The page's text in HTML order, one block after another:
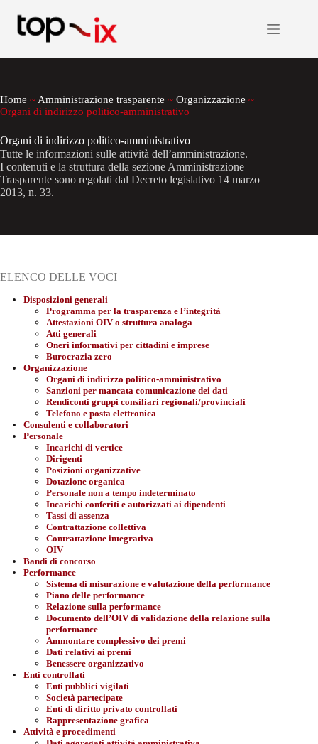
contenuto
Home ~ Amministrazione trasparente ~ Organizzazione ~
Organi di indirizzo politico-amministrativo
Organi di indirizzo politico-amministrativo
Tutte le informazioni sulle attività dell’amministrazione.
I contenuti e la struttura della sezione Amministrazione
Trasparente sono regolati dal Decreto legislativo 14 marzo
2013, n. 33.
ELENCO DELLE VOCI
Disposizioni generali
Programma per la trasparenza e l’integrità
Attestazioni OIV o struttura analoga
Atti generali
Oneri informativi per cittadini e imprese
Burocrazia zero
Organizzazione
Organi di indirizzo politico-amministrativo
Sanzioni per mancata comunicazione dei dati
Rendiconti gruppi consiliari regionali/provinciali
Telefono e posta elettronica
Consulenti e collaboratori
Personale
Incarichi di vertice
Dirigenti
Posizioni organizzative
Dotazione organica
Personale non a tempo indeterminato
Incarichi conferiti e autorizzati ai dipendenti
Tassi di assenza
Contrattazione collettiva
Contrattazione integrativa
OIV
Bandi di concorso
Performance
Sistema di misurazione e valutazione della performance
Piano delle performance
Relazione sulla performance
Documento dell’OIV di validazione della relazione sulla
performance
Ammontare complessivo dei premi
Dati relativi ai premi
Benessere organizzativo
Enti controllati
Enti pubblici vigilati
Società partecipate
Enti di diritto privato controllati
Rappresentazione grafica
Attività e procedimenti